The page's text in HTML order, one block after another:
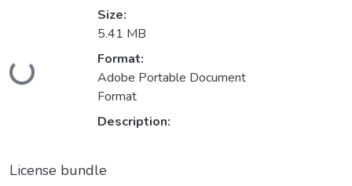
Loading...
Size:
5.41 MB
Format:
Adobe Portable Document
Format
Description:
License bundle